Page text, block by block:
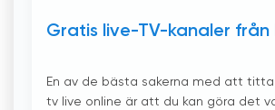
Gratis live-TV-kanaler från
En av de bästa sakerna med att
tv live online är att du kan göra det